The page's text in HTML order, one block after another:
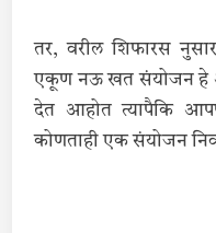
तर, वरील शिफारस
एकूण नऊ खत संयोजन हे
देत आहोत त्यापैकि
कोणताही एक संयोजन